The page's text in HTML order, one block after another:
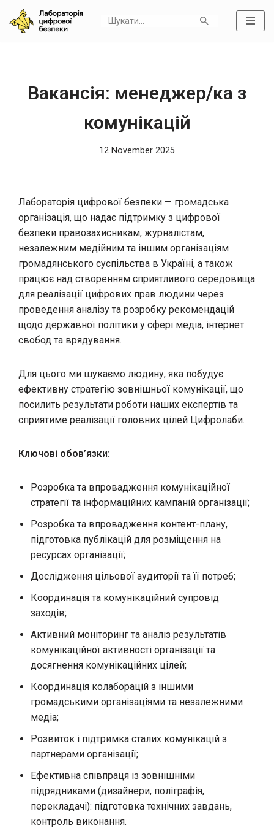
Skip
Вакансія: менеджер/ка з
комунікацій
12 November 2025
Лабораторія цифрової безпеки — громадська
організація, що надає підтримку з цифрової
безпеки правозахисникам, журналістам,
незалежним медійним та іншим організаціям
громадянського суспільства в Україні, а також
працює над створенням сприятливого середовища
для реалізації цифрових прав людини через
проведення аналізу та розробку рекомендацій
щодо державної політики у сфері медіа, інтернет
свобод та врядування.
Для цього ми шукаємо людину, яка побудує
ефективну стратегію зовнішньої комунікації, що
посилить результати роботи наших експертів та
сприятиме реалізації головних цілей Цифролаби.
Ключові обов’язки:
Розробка та впровадження комунікаційної
стратегії та інформаційних кампаній організації;
Розробка та впровадження контент-плану,
підготовка публікацій для розміщення на
ресурсах організації;
Дослідження цільової аудиторії та її потреб;
Координація та комунікаційний супровід
заходів;
Активний моніторинг та аналіз результатів
комунікаційної активності організації та
досягнення комунікаційних цілей;
Координація колаборацій з іншими
громадськими організаціями та незалежними
медіа;
Розвиток і підтримка сталих комунікацій з
партнерами організації;
Ефективна співпраця із зовнішніми
підрядниками (дизайнери, поліграфія,
перекладачі): підготовка технічних завдань,
контроль виконання.